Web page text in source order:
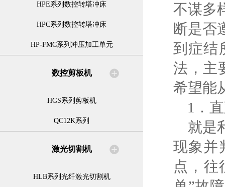
HPE系列数控转塔冲床
HPC系列数控转塔冲床
HP-FMC系列冲压加工单元
数控剪板机
HGS系列剪板机
QC12K系列
激光切割机
HLB系列光纤激光切割机
不谋多
断是否
到症结
法，主
希望能
1．
就是
现象并
点，往